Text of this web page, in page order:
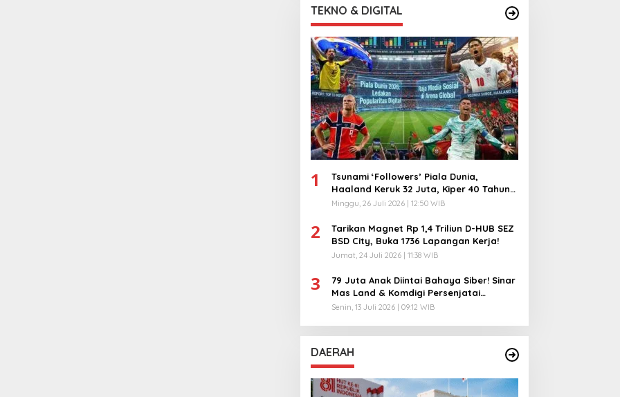
TEKNO & DIGITAL
1
Tsunami ‘Followers’ Piala Dunia,
Haaland Keruk 32 Juta, Kiper 40 Tahun
Bikin Geger!
Minggu, 26 Juli 2026 | 12:50 WIB
2
Tarikan Magnet Rp 1,4 Triliun D-HUB SEZ
BSD City, Buka 1736 Lapangan Kerja!
Jumat, 24 Juli 2026 | 11:38 WIB
3
79 Juta Anak Diintai Bahaya Siber! Sinar
Mas Land & Komdigi Persenjatai
Ratusan Guru!
Senin, 13 Juli 2026 | 09:12 WIB
DAERAH